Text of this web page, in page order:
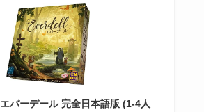
バーデール 完全日本語版 (1-4人